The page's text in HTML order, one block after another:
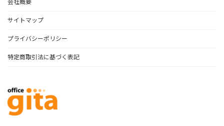
会社概要
サイトマップ
プライバシーポリシー
特定商取引法に基づく表記